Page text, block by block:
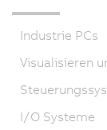
Industrie PCs
Visualisieren
I/O Systeme